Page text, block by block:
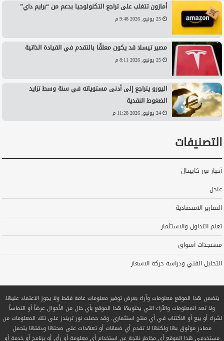
أمازون تتغلب على تراجع التكنولوجيا بدعم من “برايم داي”
25 يونيو, 2026 9:48 م
مصير تيسلا قد يكون معلقًا بالتقدم في القيادة الذاتية
25 يونيو, 2026 8:11 م
اليورو يتراجع إلى أدنى مستوياته في سنة وسط تزايد
الضغوط النقدية
24 يونيو, 2026 11:28 م
التصنيفات
أخبار نور كابيتال
عاجل
التقارير الاقتصادية
تعلم التداول والاستثمار
مستجدات أسواق
التحليل الفني ودراسة حركة الاسعار
يتضمن هذا الموقع معلومات وآراء بغرض توفير معلومات عامة فقط ولا يجوز الاعتماد عليها.
ولا تعد المعلومات والآراء التي يحتويها هذا الموقع بأي حال من الأحوال عرضاً أو التماساً
لشراء أو بيع أو الاكتتاب في أي منتج استثماري. وقد حصلت نور تريندز على تلك المعلومات من
مصادر موثوق بها ولكنها لا تقدم أي ضمانات أو تعهدات على صحتها ودقتها يتحمل
مستخدمي هذا الموقع أي مخاطر ناتجة عن استخدام أي معلومة أو رأي أو برنامج أو خدمة أو